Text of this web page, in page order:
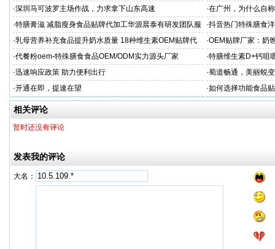
业
·深圳马可波罗主场作战，力求拿下山东高速 ·在广州，为什么自
·特膳膏滋 减脂瘦身食品贴牌代加工华源晨泰有研发团队服
务商
·抖音热门特殊膳食
牌加工
·乳母营养补充食品提升奶水质量 18种维生素OEM贴牌代
工
·OEM贴牌厂家：奶
一步！
·代餐粉oem-特殊膳食食品OEM/ODM实力源头厂家 ·特膳维生素D+钙咀
衡营养
·迅速响应政策 助力便利出行 ·蜀道畅通，美丽蜕变
·开通在即，提速在望 ·如何选择功能食品
相关评论
暂时还没有评论
发表我的评论
大名：